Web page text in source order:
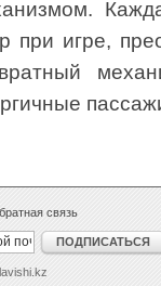
при игре,
связь
ПОДПИСАТЬСЯ